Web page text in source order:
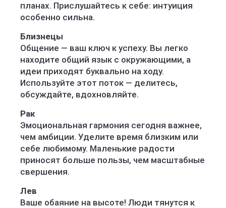
планах. Прислушайтесь к себе: интуиция
особенно сильна.
Близнецы
Общение — ваш ключ к успеху. Вы легко
находите общий язык с окружающими, а
идеи приходят буквально на ходу.
Используйте этот поток — делитесь,
обсуждайте, вдохновляйте.
Рак
Эмоциональная гармония сегодня важнее,
чем амбиции. Уделите время близким или
себе любимому. Маленькие радости
приносят больше пользы, чем масштабные
свершения.
Лев
Ваше обаяние на высоте! Люди тянутся к